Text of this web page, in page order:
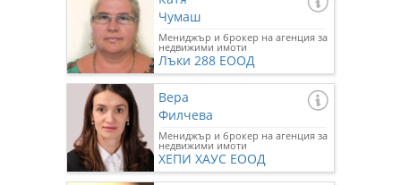
Чумаш
Мениджър и брокер на агенция за
недвижими имоти
Лъки 288 ЕООД
Вера
Филчева
Мениджър и брокер на агенция за
недвижими имоти
ХЕПИ ХАУС ЕООД